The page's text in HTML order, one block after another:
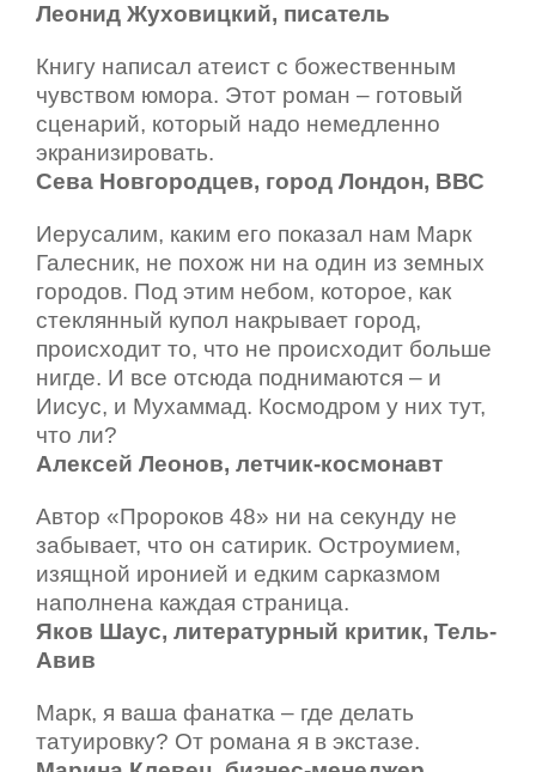
Леонид Жуховицкий, писатель
Книгу написал атеист с божественным
чувством юмора. Этот роман – готовый
сценарий, который надо немедленно
экранизировать.
Сева Новгородцев, город Лондон, ВВС
Иерусалим, каким его показал нам Марк
Галесник, не похож ни на один из земных
городов. Под этим небом, которое, как
стеклянный купол накрывает город,
происходит то, что не происходит больше
нигде. И все отсюда поднимаются – и
Иисус, и Мухаммад. Космодром у них тут,
что ли?
Алексей Леонов, летчик-космонавт
Автор «Пророков 48» ни на секунду не
забывает, что он сатирик. Остроумием,
изящной иронией и едким сарказмом
наполнена каждая страница.
Яков Шаус, литературный критик, Тель-
Авив
Марк, я ваша фанатка – где делать
татуировку? От романа я в экстазе.